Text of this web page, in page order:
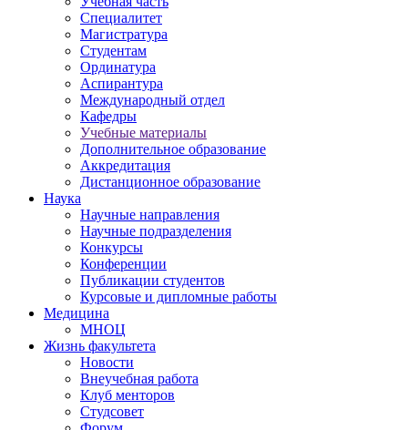
Специалитет
Магистратура
Студентам
Ординатура
Аспирантура
Международный отдел
Кафедры
Учебные материалы
Дополнительное образование
Аккредитация
Дистанционное образование
Наука
Научные направления
Научные подразделения
Конкурсы
Конференции
Публикации студентов
Курсовые и дипломные работы
Медицина
МНОЦ
Жизнь факультета
Новости
Внеучебная работа
Клуб менторов
Студсовет